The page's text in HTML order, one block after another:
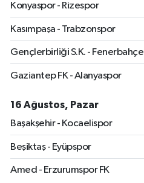
Konyaspor - Rizespor
Kasımpaşa - Trabzonspor
Gençlerbirliği S.K. - Fenerbahçe
Gaziantep FK - Alanyaspor
16 Ağustos, Pazar
Başakşehir - Kocaelispor
Beşiktaş - Eyüpspor
Amed - Erzurumspor FK